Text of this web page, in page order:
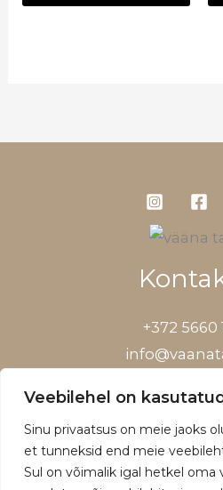
Veebilehel on
Sinu privaatsus on meie jaoks
et tunneksid end meie
Sul on võimalik igal hetkel oma
+372 5660
Copyright © 2026 |